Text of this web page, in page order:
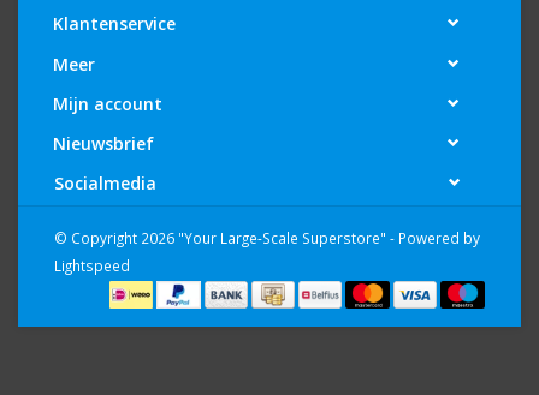
Klantenservice
Meer
Mijn account
Nieuwsbrief
Socialmedia
© Copyright 2026 "Your Large-Scale Superstore" - Powered by
Lightspeed